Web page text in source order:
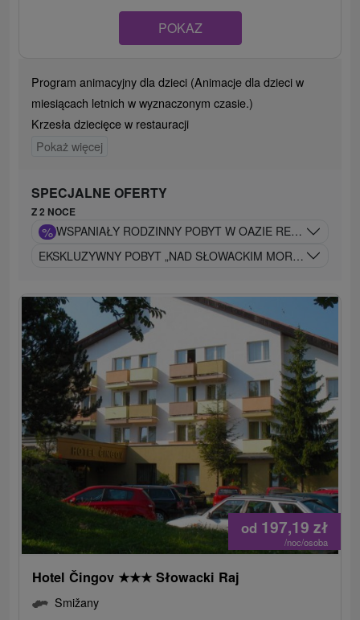
POKAZ
Program animacyjny dla dzieci (Animacje dla dzieci w
miesiącach letnich w wyznaczonym czasie.)
Krzesła dziecięce w restauracji
Pokaż więcej
SPECJALNE OFERTY
Z 2 NOCE
% WSPANIAŁY RODZINNY POBYT W OAZIE RELAKSU W
EKSKLUZYWNY POBYT „NAD SŁOWACKIM MORZEM” Z
od 197,19 zł
/noc/osoba
Hotel Čingov ★★★ Słowacki Raj
Smižany